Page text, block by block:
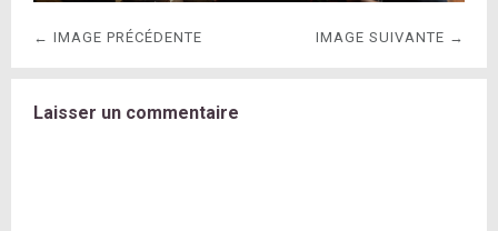
← IMAGE PRÉCÉDENTE IMAGE SUIVANTE →
Laisser un commentaire